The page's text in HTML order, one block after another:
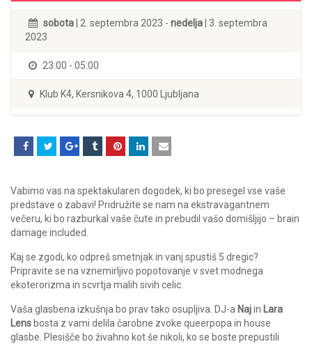
sobota | 2. septembra 2023 - nedelja | 3. septembra
2023
23:00 - 05:00
Klub K4, Kersnikova 4, 1000 Ljubljana
Vabimo vas na spektakularen dogodek, ki bo presegel vse vaše
predstave o zabavi! Pridružite se nam na ekstravagantnem
večeru, ki bo razburkal vaše čute in prebudil vašo domišljijo – brain
damage included.
Kaj se zgodi, ko odpreš smetnjak in vanj spustiš 5 dregic?
Pripravite se na vznemirljivo popotovanje v svet modnega
ekoterorizma in scvrtja malih sivih celic.
Vaša glasbena izkušnja bo prav tako osupljiva. DJ-a Najin Lara
Lens bosta z vami delila čarobne zvoke queerpopa in house
glasbe. Plesišče bo živahno kot še nikoli, ko se boste prepustili